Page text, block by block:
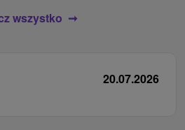
wszystko
20.07.2026